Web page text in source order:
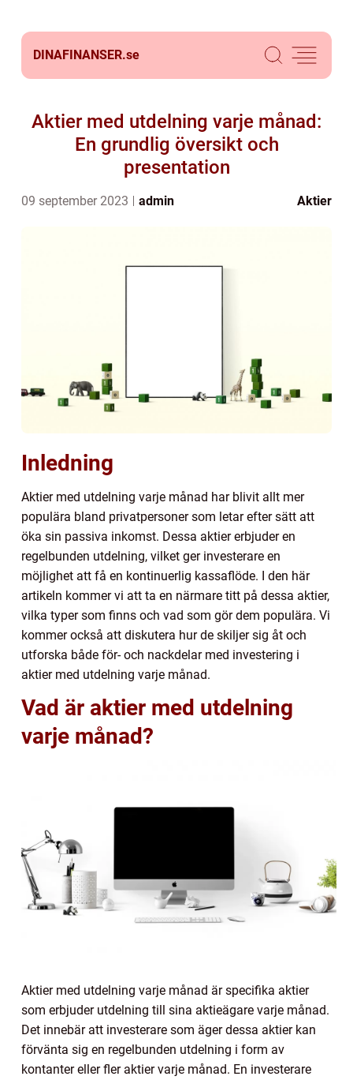
DINAFINANSER.se
Aktier med utdelning varje månad:
En grundlig översikt och
presentation
09 september 2023 admin Aktier
Inledning
Aktier med utdelning varje månad har blivit allt mer
populära bland privatpersoner som letar efter sätt att
öka sin passiva inkomst. Dessa aktier erbjuder en
regelbunden utdelning, vilket ger investerare en
möjlighet att få en kontinuerlig kassaflöde. I den här
artikeln kommer vi att ta en närmare titt på dessa aktier,
vilka typer som finns och vad som gör dem populära. Vi
kommer också att diskutera hur de skiljer sig åt och
utforska både för- och nackdelar med investering i
aktier med utdelning varje månad.
Vad är aktier med utdelning
varje månad?
Aktier med utdelning varje månad är specifika aktier
som erbjuder utdelning till sina aktieägare varje månad.
Det innebär att investerare som äger dessa aktier kan
förvänta sig en regelbunden utdelning i form av
kontanter eller fler aktier varje månad. En investerare